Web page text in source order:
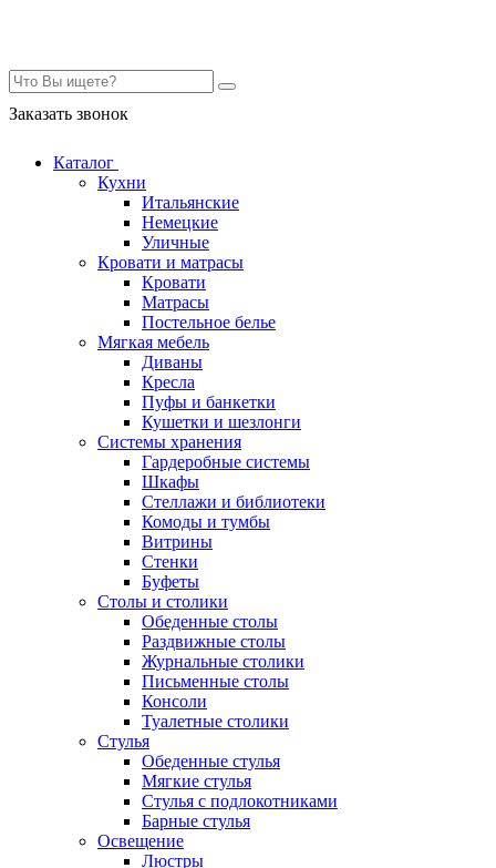
Заказать звонок
Каталог
Кухни
Итальянские
Немецкие
Уличные
Кровати и матрасы
Кровати
Матрасы
Постельное белье
Мягкая мебель
Диваны
Кресла
Пуфы и банкетки
Кушетки и шезлонги
Системы хранения
Гардеробные системы
Шкафы
Стеллажи и библиотеки
Комоды и тумбы
Витрины
Стенки
Буфеты
Столы и столики
Обеденные столы
Раздвижные столы
Журнальные столики
Письменные столы
Консоли
Туалетные столики
Стулья
Обеденные стулья
Мягкие стулья
Стулья с подлокотниками
Барные стулья
Освещение
Люстры